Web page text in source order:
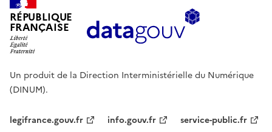
RÉPUBLIQUE
FRANÇAISE
Un produit de la Direction Interministérielle du Numérique
(DINUM).
legifrance.gouv.fr info.gouv.fr service-public.fr